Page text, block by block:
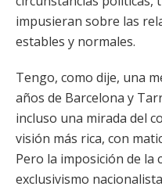
impusieran sobre las
estables y normales.
Tengo, como dije, una
años de Barcelona y
incluso una mirada del
visión más rica, con
Pero la imposición de la
exclusivismo